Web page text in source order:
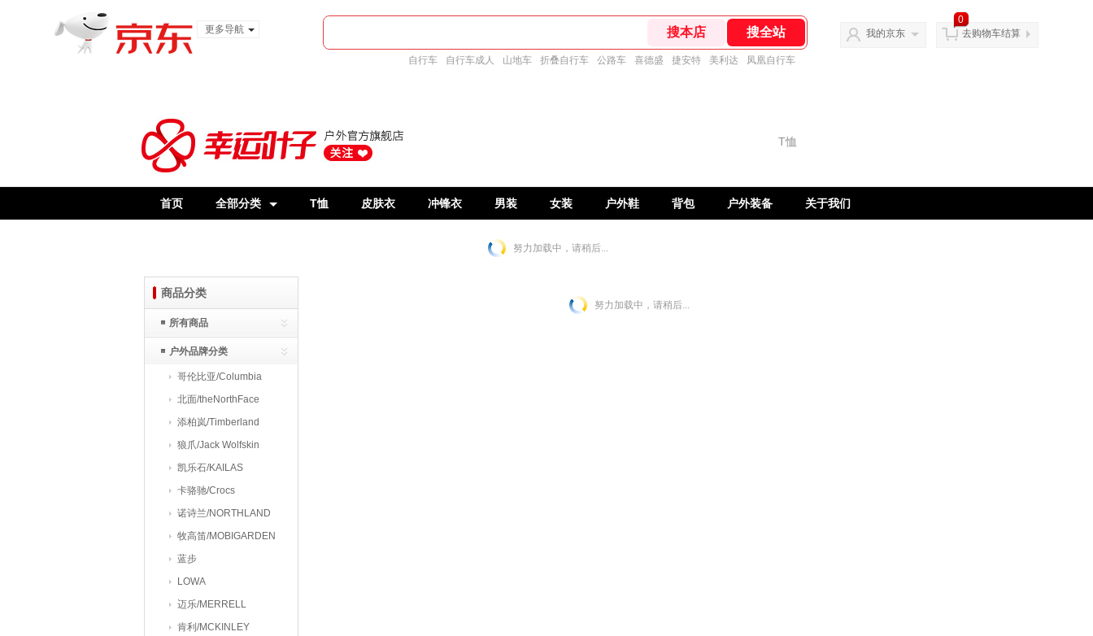
更多导航
自行车 自行车成人 山地车 折叠自行车 公路车 喜德盛 捷安特 美利达 凤凰自行车
我的京东
0
去购物车结算
首页 全部分类 T恤 皮肤衣 冲锋衣 男装 女装 户外鞋 背包 户外装备 关于我们
努力加载中，请稍后...
商品分类
所有商品
户外品牌分类
哥伦比亚/Columbia
北面/theNorthFace
添柏岚/Timberland
狼爪/Jack Wolfskin
凯乐石/KAILAS
卡骆驰/Crocs
诺诗兰/NORTHLAND
牧高笛/MOBIGARDEN
蓝步
LOWA
迈乐/MERRELL
肯利/MCKINLEY
努力加载中，请稍后...